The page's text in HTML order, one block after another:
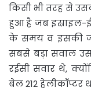
किसी भी तरह से
हुआ है जब इस्राइल-
के समय व इसकी
सबसे बड़ा सवाल
रईसी सवार थे,
बेल 212 हेलीकॉप्टर